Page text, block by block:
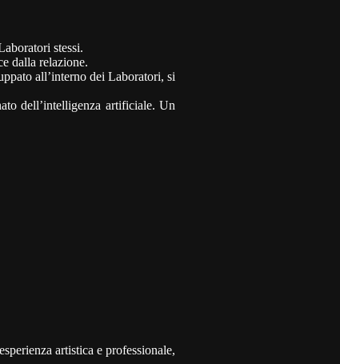
stessi.
dalla relazione.
all’interno dei Laboratori, si
dell’intelligenza artificiale. Un
artistica e professionale,